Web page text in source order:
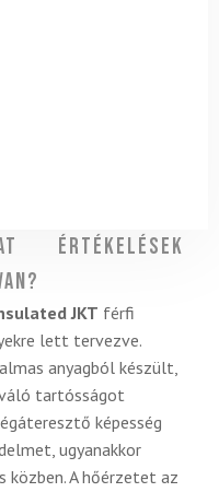
Értékelések
JKT férfi
lett tervezve.
anyagból készült,
tartósságot
képesség
ugyanakkor
A hőérzetet az